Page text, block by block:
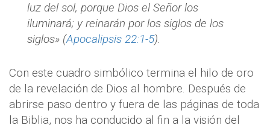
luz del sol, porque Dios el Señor los
iluminará; y reinarán por los siglos de los
siglos» (Apocalipsis 22:1-5).
Con este cuadro simbólico termina el hilo de oro
de la revelación de Dios al hombre. Después de
abrirse paso dentro y fuera de las páginas de toda
la Biblia, nos ha conducido al fin a la visión del